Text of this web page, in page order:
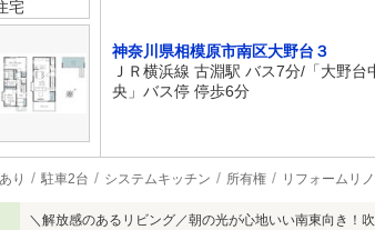
宅
神奈川県相模原市南区大野台３
ＪＲ横浜線 古淵駅 バス7分/「大野台
央」バス停 停歩6分
り 駐車2台 システムキッチン 所有権 リフォームリ
＼解放感のあるリビング／朝の光が心地いい南東向き！